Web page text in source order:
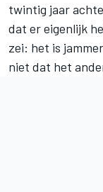
twintig jaar
dat er eigenlijk
zei: het is
niet dat het